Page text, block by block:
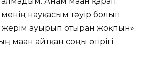
науқасым тәуір болып
жерім ауырып отырған жоқпын»
айтқан соңғы өтірігі